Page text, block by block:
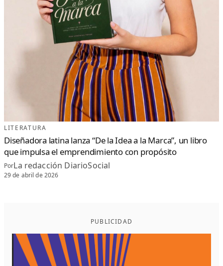
LITERATURA
Diseñadora latina lanza “De la Idea a la Marca”, un libro
que impulsa el emprendimiento con propósito
PorLa redacción DiarioSocial
29 de abril de 2026
PUBLICIDAD